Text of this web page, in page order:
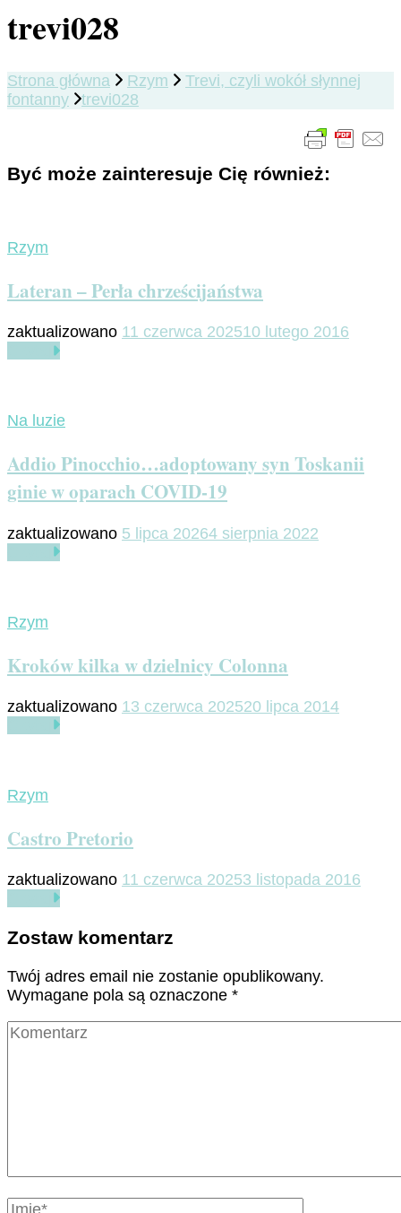
trevi028
Strona główna Rzym
Trevi, czyli wokół słynnej
fontanny
trevi028
Być może zainteresuje Cię również:
Rzym
Lateran – Perła chrześcijaństwa
zaktualizowano 11 czerwca 202510 lutego 2016
Na luzie
Addio Pinocchio…adoptowany syn Toskanii
ginie w oparach COVID-19
zaktualizowano 5 lipca 20264 sierpnia 2022
Rzym
Kroków kilka w dzielnicy Colonna
zaktualizowano 13 czerwca 202520 lipca 2014
Rzym
Castro Pretorio
zaktualizowano 11 czerwca 20253 listopada 2016
Zostaw komentarz
Twój adres email nie zostanie opublikowany.
Wymagane pola są oznaczone *